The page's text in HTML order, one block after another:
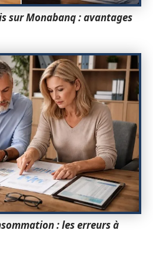
sur Monabanq : avantages
: les erreurs à